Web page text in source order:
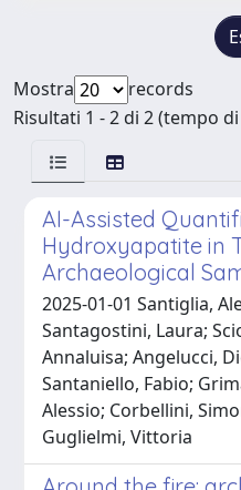
Mostra
records
Risultati 1 - 2 di 2 (tempo
AI-Assisted
Hydroxyapatite in
Archaeological
2025-01-01 Santiglia,
Santagostini, Laura;
Annaluisa; Angelucci,
Santaniello, Fabio;
Alessio; Corbellini,
Guglielmi, Vittoria